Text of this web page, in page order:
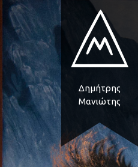
Δημήτρης
Μανιώτης